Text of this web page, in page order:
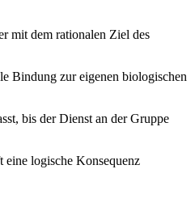
mit dem rationalen Ziel des
Bindung zur eigenen biologischen
bis der Dienst an der Gruppe
eine logische Konsequenz